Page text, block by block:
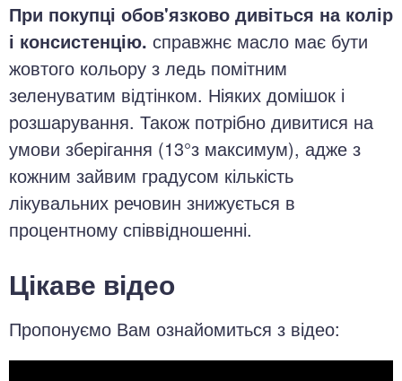
При покупці обов'язково дивіться на колір
і консистенцію. справжнє масло має бути
жовтого кольору з ледь помітним
зеленуватим відтінком. Ніяких домішок і
розшарування. Також потрібно дивитися на
умови зберігання (13°з максимум), адже з
кожним зайвим градусом кількість
лікувальних речовин знижується в
процентному співвідношенні.
Цікаве відео
Пропонуємо Вам ознайомиться з відео: